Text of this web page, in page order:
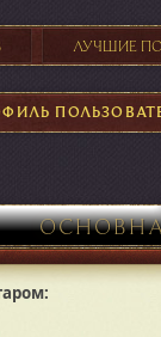
ЛУЧШИЕ